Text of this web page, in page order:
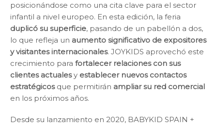
posicionándose como una cita clave para el sector
infantil a nivel europeo. En esta edición, la feria
duplicó su superficie, pasando de un pabellón a dos,
lo que refleja un aumento significativo de expositores
y visitantes internacionales. JOYKIDS aprovechó este
crecimiento para fortalecer relaciones con sus
clientes actualesy establecer nuevos contactos
estratégicosque permitirán ampliar su red comercial
en los próximos años.
Desde su lanzamiento en 2020, BABYKID SPAIN +